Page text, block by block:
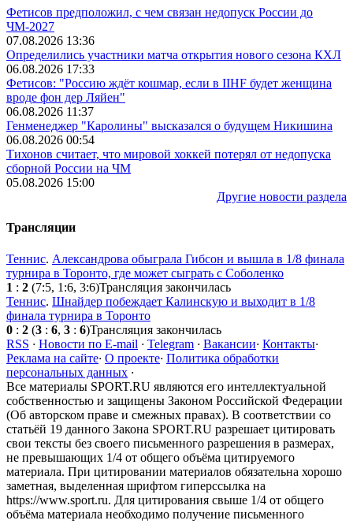
Фетисов предположил, с чем связан недопуск России до
ЧМ-2027
07.08.2026 13:36
Определились участники матча открытия нового сезона КХЛ
06.08.2026 17:33
Фетисов: "Россию ждёт кошмар, если в IIHF будет женщина
вроде фон дер Ляйен"
06.08.2026 11:37
Генменеджер "Каролины" высказался о будущем Никишина
06.08.2026 00:54
Тихонов считает, что мировой хоккей потерял от недопуска
сборной России на ЧМ
05.08.2026 15:00
Другие новости раздела
Трансляции
Теннис. Александрова обыграла Гибсон и вышла в 1/8 финала
турнира в Торонто, где может сыграть с Соболенко
1 : 2 (7:5, 1:6, 3:6)Трансляция закончилась
Теннис. Шнайдер побеждает Калинскую и выходит в 1/8
финала турнира в Торонто
0 : 2 (3 : 6, 3 : 6)Трансляция закончилась
RSS · Новости по E-mail · Telegram · Вакансии· Контакты·
Реклама на сайте· О проекте· Политика обработки
персональных данных ·
Все материалы SPORT.RU являются его интеллектуальной
собственностью и защищены Законом Российской Федерации
(Об авторском праве и смежных правах). В соответствии со
статьёй 19 данного Закона SPORT.RU разрешает цитировать
свои тексты без своего письменного разрешения в размерах,
не превышающих 1/4 от общего объёма цитируемого
материала. При цитировании материалов обязательна хорошо
заметная, выделенная шрифтом гиперссылка на
https://www.sport.ru. Для цитирования свыше 1/4 от общего
объёма материала необходимо получение письменного